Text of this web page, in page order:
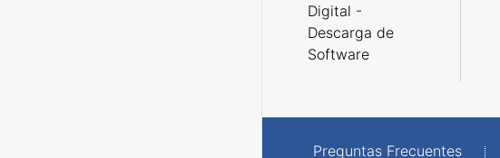
Digital -
Descarga de
Software
Preguntas Frecuentes